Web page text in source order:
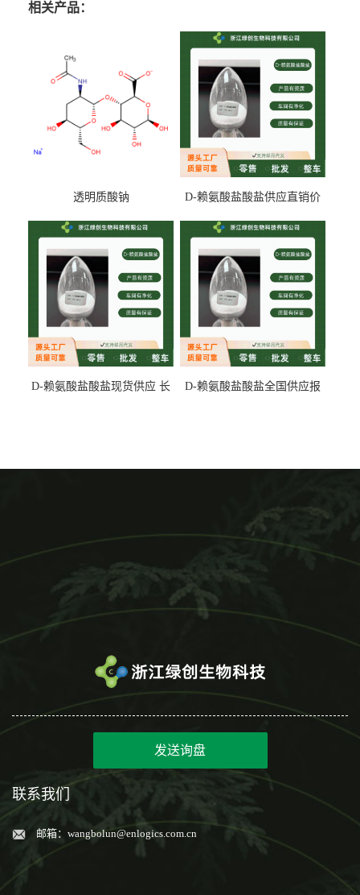
相关产品：
透明质酸钠
D-赖氨酸盐酸盐供应直销价
D-赖氨酸盐酸盐现货供应 长
D-赖氨酸盐酸盐全国供应报
发送询盘
联系我们
邮箱： wangbolun@enlogics.com.cn